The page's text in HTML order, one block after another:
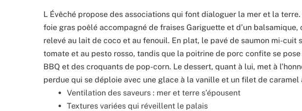
L Évêché propose des associations qui font dialoguer la mer et la
foie gras poêlé accompagné de fraises Gariguette et d’un balsamique,
relevé au lait de coco et au fenouil. En plat, le pavé de saumon mi-cuit
tomate et au pesto rosso, tandis que la poitrine de porc confite se
BBQ et des croquants de pop-corn. Le dessert, quant à lui, met à
perdue qui se déploie avec une glace à la vanille et un filet de caramel
Ventilation des saveurs : mer et terre s’épousent
Textures variées qui réveillent le palais